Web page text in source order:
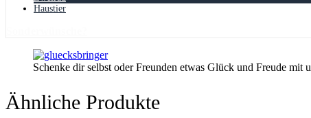
Haustier
Schenke dir selbst oder Freunden etwas Glück und Freude
Ähnliche Produkte